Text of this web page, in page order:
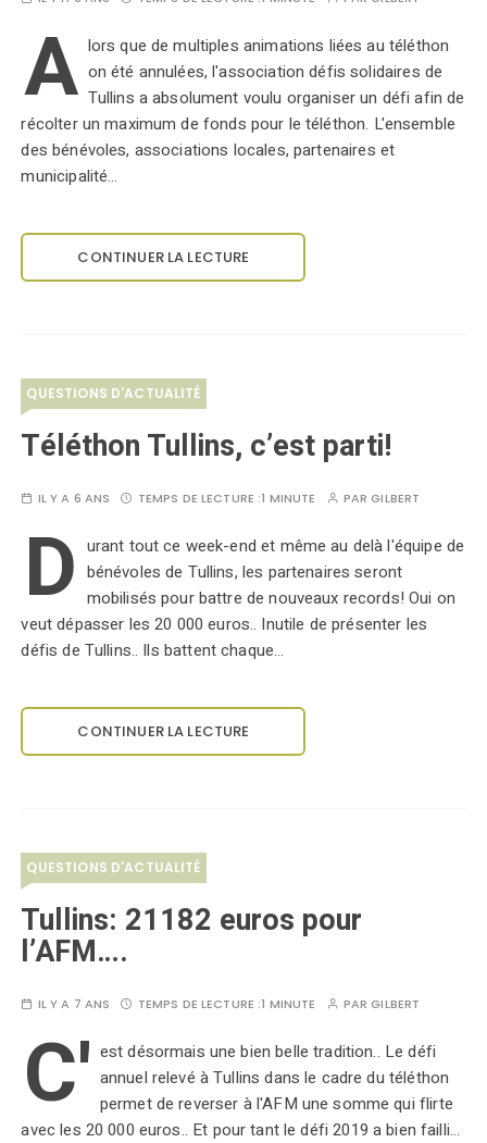
A lors que de multiples animations liées au téléthon
on été annulées, l'association défis solidaires de
Tullins a absolument voulu organiser un défi afin de
récolter un maximum de fonds pour le téléthon. L'ensemble
des bénévoles, associations locales, partenaires et
municipalité…
CONTINUER LA LECTURE
QUESTIONS D'ACTUALITÉ
Téléthon Tullins, c’est parti!
IL Y A 6 ANS TEMPS DE LECTURE :1 MINUTE PARGILBERT
D urant tout ce week-end et même au delà l'équipe de
bénévoles de Tullins, les partenaires seront
mobilisés pour battre de nouveaux records! Oui on
veut dépasser les 20 000 euros.. Inutile de présenter les
défis de Tullins.. Ils battent chaque…
CONTINUER LA LECTURE
QUESTIONS D'ACTUALITÉ
Tullins: 21182 euros pour
l’AFM….
IL Y A 7 ANS TEMPS DE LECTURE :1 MINUTE PARGILBERT
C' est désormais une bien belle tradition.. Le défi
annuel relevé à Tullins dans le cadre du téléthon
permet de reverser à l'AFM une somme qui flirte
avec les 20 000 euros.. Et pour tant le défi 2019 a bien failli…